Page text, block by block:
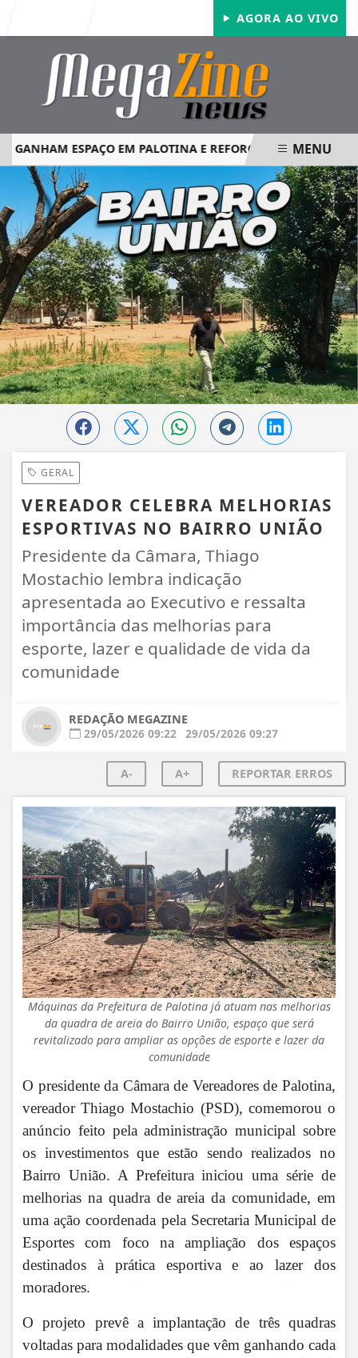
AGORA AO VIVO
ESPAÇO EM PALOTINA E REFORÇAM SEGURANÇA NOS
EM ALTA
MENU
GERAL
VEREADOR CELEBRA MELHORIAS
ESPORTIVAS NO BAIRRO UNIÃO
Presidente da Câmara, Thiago
Mostachio lembra indicação
apresentada ao Executivo e ressalta
importância das melhorias para
esporte, lazer e qualidade de vida da
comunidade
REDAÇÃO MEGAZINE
29/05/2026 09:22
29/05/2026 09:27
A- A+ REPORTAR ERROS
Máquinas da Prefeitura de Palotina já atuam nas melhorias
da quadra de areia do Bairro União, espaço que será
revitalizado para ampliar as opções de esporte e lazer da
comunidade
O presidente da Câmara de Vereadores de Palotina,
vereador Thiago Mostachio (PSD), comemorou o
anúncio feito pela administração municipal sobre
os investimentos que estão sendo realizados no
Bairro União. A Prefeitura iniciou uma série de
melhorias na quadra de areia da comunidade, em
uma ação coordenada pela Secretaria Municipal de
Esportes com foco na ampliação dos espaços
destinados à prática esportiva e ao lazer dos
moradores.
O projeto prevê a implantação de três quadras
voltadas para modalidades que vêm ganhando cada